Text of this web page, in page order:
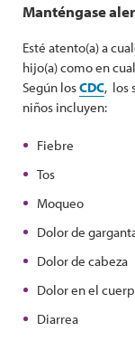
Manténgase
Esté atento(a) a
hijo(a) como en
Según losCDC, los
niños incluyen:
Fiebre
Tos
Moqueo
Dolor de
Dolor de cabeza
Dolor en el
Diarrea